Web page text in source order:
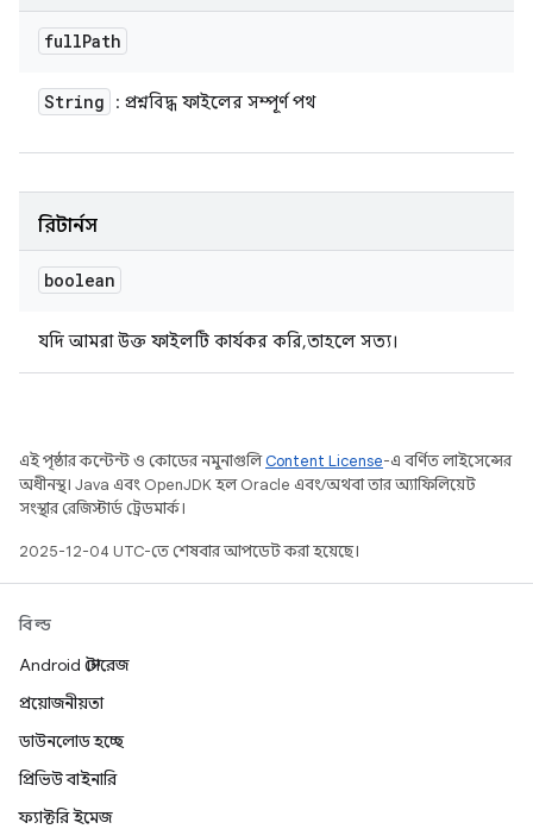
fullPath
String : প্রশ্নবিদ্ধ ফাইলের সম্পূর্ণ পথ
রিটার্নস
boolean
যদি আমরা উক্ত ফাইলটি কার্যকর করি, তাহলে সত্য।
এই পৃষ্ঠার কন্টেন্ট ও কোডের নমুনাগুলিContent License-এ বর্ণিত লাইসেন্সের
অধীনস্থ। Java এবং OpenJDK হল Oracle এবং/অথবা তার অ্যাফিলিয়েট
সংস্থার রেজিস্টার্ড ট্রেডমার্ক।
2025-12-04 UTC-তে শেষবার আপডেট করা হয়েছে।
বিল্ড
Android স্টোরেজ
প্রয়োজনীয়তা
ডাউনলোড হচ্ছে
প্রিভিউ বাইনারি
ফ্যাক্টরি ইমেজ